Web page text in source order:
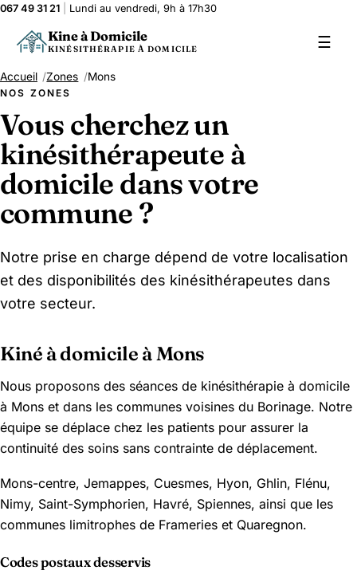
067 49 31 21 Lundi au vendredi, 9h à 17h30
Kine à Domicile
KINÉSITHÉRAPIE À DOMICILE ☰
Accueil Zones Mons
NOS ZONES
Vous cherchez un
kinésithérapeute à
domicile dans votre
commune ?
Notre prise en charge dépend de votre localisation
et des disponibilités des kinésithérapeutes dans
votre secteur.
Kiné à domicile à Mons
Nous proposons des séances de kinésithérapie à domicile
à Mons et dans les communes voisines du Borinage. Notre
équipe se déplace chez les patients pour assurer la
continuité des soins sans contrainte de déplacement.
Mons-centre, Jemappes, Cuesmes, Hyon, Ghlin, Flénu,
Nimy, Saint-Symphorien, Havré, Spiennes, ainsi que les
communes limitrophes de Frameries et Quaregnon.
Codes postaux desservis